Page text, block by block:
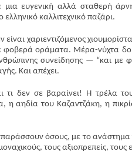
μια ευγενική αλλά σταθερή
καλλιτεχνικό παζάρι.
χαριεντιζόμενος
φοβερά οράματα. Μέρα-νύχτα
συνείδησης — “και με
Και απέχει.
τι δεν σε βαραίνει! Η τρέλα
η αηδία του Καζαντζάκη, η
όσους, με το ανάστημα
τους αξιοπρεπείς, τους